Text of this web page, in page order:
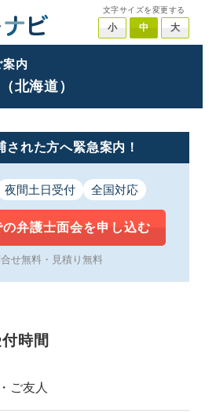
文字サイズを変更する
小 中 大
案内
（北海道）
された方へ緊急案内！
夜間土日受付 全国対応
弁護士面会を申し込む
せ無料・見積り無料
時間
ご友人